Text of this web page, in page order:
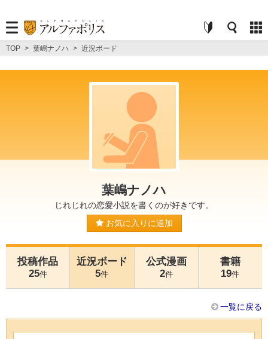
TOP > 葉嶋ナノハ > 近況ボード
葉嶋ナノハ
じれじれの恋愛小説を書くのが好きです。
お気に入りに追加
投稿作品
25件
近況ボード
5件
公式漫画
2件
書籍
19件
一覧に戻る